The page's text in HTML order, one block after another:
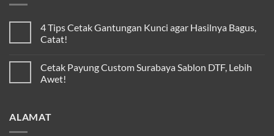
4 Tips Cetak Gantungan Kunci agar Hasilnya Bagus,
Catat!
Cetak Payung Custom Surabaya Sablon DTF, Lebih
Awet!
ALAMAT